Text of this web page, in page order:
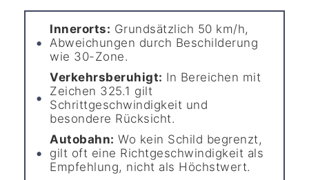
Innerorts: Grundsätzlich 50 km/h,
Abweichungen durch Beschilderung
wie 30-Zone.
Verkehrsberuhigt: In Bereichen mit
Zeichen 325.1 gilt
Schrittgeschwindigkeit und
besondere Rücksicht.
Autobahn: Wo kein Schild begrenzt,
gilt oft eine Richtgeschwindigkeit als
Empfehlung, nicht als Höchstwert.